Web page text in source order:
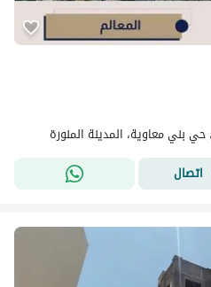
حي بني معاوية، المدينة المنورة
اتصال